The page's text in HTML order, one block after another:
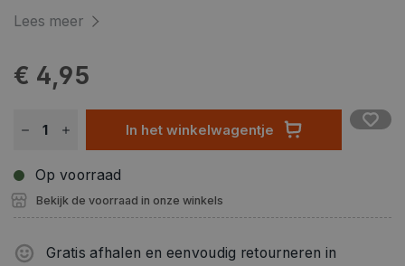
Lees meer
€ 4,95
In het winkelwagentje
Op voorraad
Bekijk de voorraad in onze winkels
Gratis afhalen en eenvoudig retourneren in